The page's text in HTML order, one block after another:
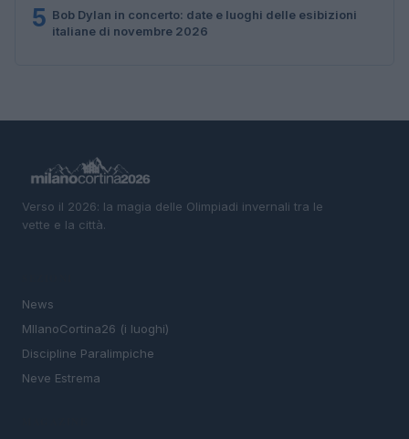
5 Bob Dylan in concerto: date e luoghi delle esibizioni
italiane di novembre 2026
Verso il 2026: la magia delle Olimpiadi invernali tra le
vette e la città.
News
MIlanoCortina26 (i luoghi)
Discipline Paralimpiche
Neve Estrema